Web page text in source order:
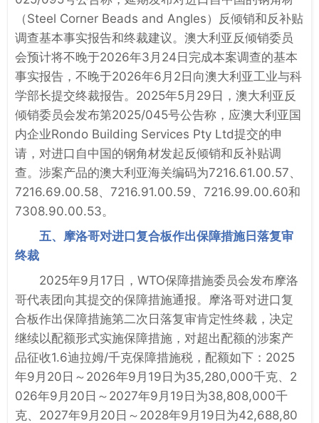
（Steel Corner Beads and Angles）反倾销和反补贴
调查基本事实报告和终裁建议。澳大利亚反倾销委员
会预计将不晚于2026年3月24日完成本案调查的基本
事实报告，不晚于2026年6月2日向澳大利亚工业与科
学部长提交终裁报告。2025年5月29日，澳大利亚反
倾销委员会发布第2025/045号公告称，应澳大利亚国
内企业Rondo Building Services Pty Ltd提交的申
请，对进口自中国的钢角材发起反倾销和反补贴调
查。涉案产品的澳大利亚海关编码为7216.61.00.57、
7216.69.00.58、7216.91.00.59、7216.99.00.60和
7308.90.00.53。
五、摩洛哥对进口复合板作出保障措施日落复审
终裁
2025年9月17日，WTO保障措施委员会发布摩洛
哥代表团向其提交的保障措施通报。摩洛哥对进口复
合板作出保障措施第二次日落复审肯定性终裁，决定
继续以配额形式实施保障措施，对超出配额的涉案产
品征收1.6迪拉姆/千克保障措施税，配额如下：2025
年9月20日～2026年9月19日为35,280,000千克、2
026年9月20日～2027年9月19日为38,808,000千
克、2027年9月20日～2028年9月19日为42,688,80